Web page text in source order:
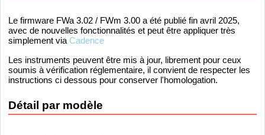
Le firmware FWa 3.02 / FWm 3.00 a été publié fin avril 2025,
avec de nouvelles fonctionnalités et peut être appliquer très
simplement via Cadence
Les instruments peuvent être mis à jour, librement pour ceux
soumis à vérification réglementaire, il convient de respecter les
instructions ci dessous pour conserver l'homologation.
Détail par modèle